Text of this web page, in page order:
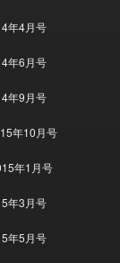
年4月号
年6月号
年9月号
年10月号
年1月号
年3月号
年5月号